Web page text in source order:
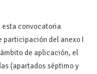
esta convocatoria
participación del anexo I
de aplicación, el
(apartados séptimo y